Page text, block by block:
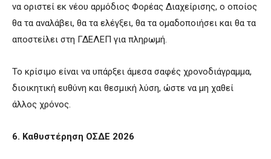
να οριστεί εκ νέου αρμόδιος Φορέας Διαχείρισης, ο οποίος
θα τα αναλάβει, θα τα ελέγξει, θα τα ομαδοποιήσει και θα τα
αποστείλει στη ΓΔΕΛΕΠ για πληρωμή.
Το κρίσιμο είναι να υπάρξει άμεσα σαφές χρονοδιάγραμμα,
διοικητική ευθύνη και θεσμική λύση, ώστε να μη χαθεί
άλλος χρόνος.
6. Καθυστέρηση ΟΣΔΕ 2026